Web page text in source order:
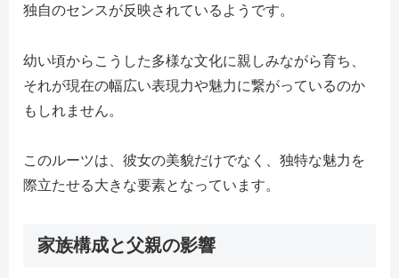
独自のセンスが反映されているようです。
幼い頃からこうした多様な文化に親しみながら育ち、
それが現在の幅広い表現力や魅力に繋がっているのか
もしれません。
このルーツは、彼女の美貌だけでなく、独特な魅力を
際立たせる大きな要素となっています。
家族構成と父親の影響